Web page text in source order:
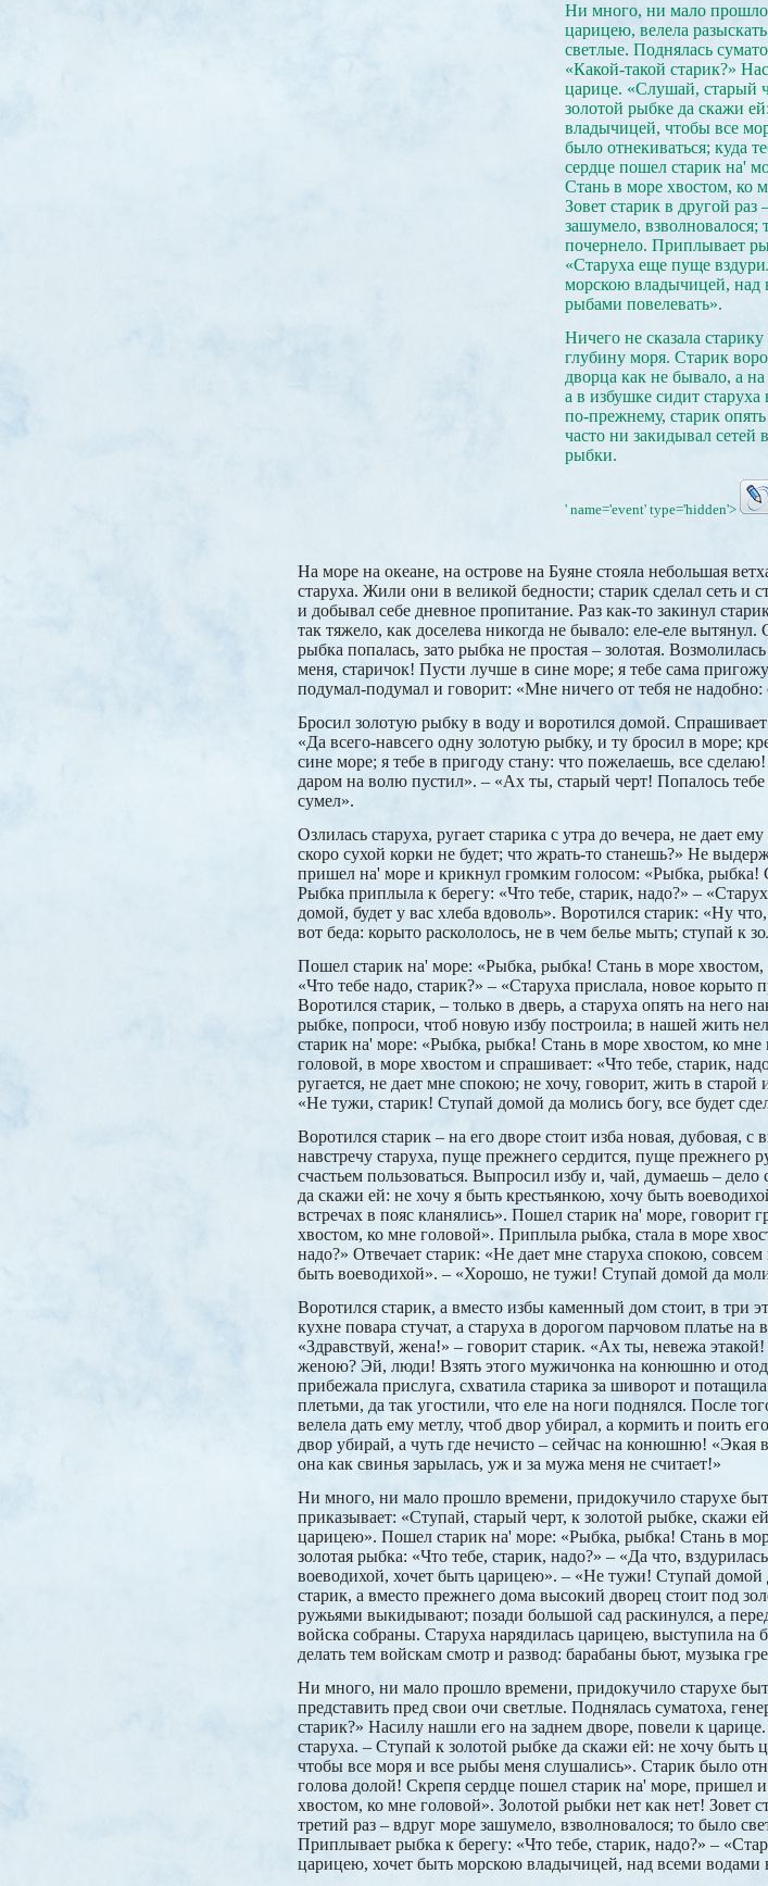
Ни много, ни мало прошло
царицею, велела
светлые. Поднялась
«Какой-такой старик?»
царице. «Слушай, старый
золотой рыбке да скажи
владычицей, чтобы все
было отнекиваться; куда
сердце пошел старик на'
Стань в море хвостом, ко
Зовет старик в другой раз
зашумело, взволновалося;
почернело. Приплывает
«Старуха еще пуще
морскою владычицей, над
рыбами повелевать».
Ничего не сказала
глубину моря. Старик
дворца как не бывало, а
а в избушке сидит
по-прежнему, старик
часто ни закидывал сетей
рыбки.
' name='event' type='hidden'>
На море на океане, на острове на Буяне стояла небольшая
старуха. Жили они в великой бедности; старик сделал сеть и
и добывал себе дневное пропитание. Раз как-то закинул
так тяжело, как доселева никогда не бывало: еле-еле вытянул.
рыбка попалась, зато рыбка не простая – золотая.
меня, старичок! Пусти лучше в сине море; я тебе сама
подумал-подумал и говорит: «Мне ничего от тебя не надобно:
Бросил золотую рыбку в воду и воротился домой.
«Да всего-навсего одну золотую рыбку, и ту бросил в море;
сине море; я тебе в пригоду стану: что пожелаешь, все
даром на волю пустил». – «Ах ты, старый черт! Попалось тебе
сумел».
Озлилась старуха, ругает старика с утра до вечера, не дает
скоро сухой корки не будет; что жрать-то станешь?» Не
пришел на' море и крикнул громким голосом: «Рыбка, рыбка!
Рыбка приплыла к берегу: «Что тебе, старик, надо?» –
домой, будет у вас хлеба вдоволь». Воротился старик: «Ну
вот беда: корыто раскололось, не в чем белье мыть; ступай к
Пошел старик на' море: «Рыбка, рыбка! Стань в море
«Что тебе надо, старик?» – «Старуха прислала, новое корыто
Воротился старик, – только в дверь, а старуха опять на него
рыбке, попроси, чтоб новую избу построила; в нашей жить
старик на' море: «Рыбка, рыбка! Стань в море хвостом, ко
головой, в море хвостом и спрашивает: «Что тебе, старик,
ругается, не дает мне спокою; не хочу, говорит, жить в
«Не тужи, старик! Ступай домой да молись богу, все будет
Воротился старик – на его дворе стоит изба новая, дубовая,
навстречу старуха, пуще прежнего сердится, пуще прежнего
счастьем пользоваться. Выпросил избу и, чай, думаешь –
да скажи ей: не хочу я быть крестьянкою, хочу быть
встречах в пояс кланялись». Пошел старик на' море,
хвостом, ко мне головой». Приплыла рыбка, стала в море
надо?» Отвечает старик: «Не дает мне старуха спокою,
быть воеводихой». – «Хорошо, не тужи! Ступай домой да
Воротился старик, а вместо избы каменный дом стоит, в три
кухне повара стучат, а старуха в дорогом парчовом платье на
«Здравствуй, жена!» – говорит старик. «Ах ты, невежа
женою? Эй, люди! Взять этого мужичонка на конюшню и
прибежала прислуга, схватила старика за шиворот и
плетьми, да так угостили, что еле на ноги поднялся. После
велела дать ему метлу, чтоб двор убирал, а кормить и поить
двор убирай, а чуть где нечисто – сейчас на конюшню! «Экая
она как свинья зарылась, уж и за мужа меня не считает!»
Ни много, ни мало прошло времени, придокучило старухе
приказывает: «Ступай, старый черт, к золотой рыбке, скажи
царицею». Пошел старик на' море: «Рыбка, рыбка! Стань в
золотая рыбка: «Что тебе, старик, надо?» – «Да что,
воеводихой, хочет быть царицею». – «Не тужи! Ступай домой
старик, а вместо прежнего дома высокий дворец стоит под
ружьями выкидывают; позади большой сад раскинулся, а
войска собраны. Старуха нарядилась царицею, выступила на
делать тем войскам смотр и развод: барабаны бьют, музыка
Ни много, ни мало прошло времени, придокучило старухе
представить пред свои очи светлые. Поднялась суматоха,
старик?» Насилу нашли его на заднем дворе, повели к
старуха. – Ступай к золотой рыбке да скажи ей: не хочу
чтобы все моря и все рыбы меня слушались». Старик было
голова долой! Скрепя сердце пошел старик на' море, пришел
хвостом, ко мне головой». Золотой рыбки нет как нет! Зовет
третий раз – вдруг море зашумело, взволновалося; то было
Приплывает рыбка к берегу: «Что тебе, старик, надо?» –
царицею, хочет быть морскою владычицей, над всеми водами